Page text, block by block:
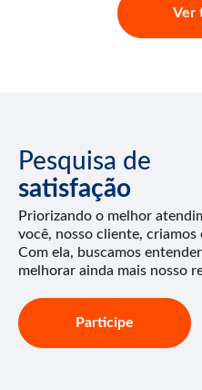
Ver
Pesquisa de
satisfação
Priorizando o melhor
você, nosso cliente, criamos
Com ela, buscamos
melhorar ainda mais nosso
Participe